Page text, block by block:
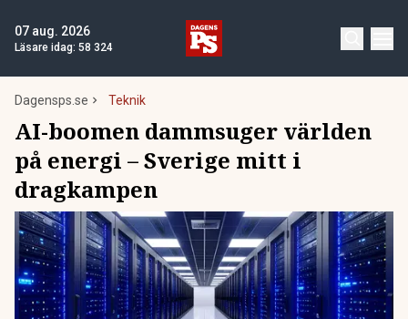
07 aug. 2026
Läsare idag: 58 324
Dagensps.se Teknik
AI-boomen dammsuger världen
på energi – Sverige mitt i
dragkampen